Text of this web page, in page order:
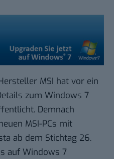
MSI hat vor ein
zum Windows 7
Demnach
MSI-PCs mit
ab dem Stichtag 26.
auf Windows 7